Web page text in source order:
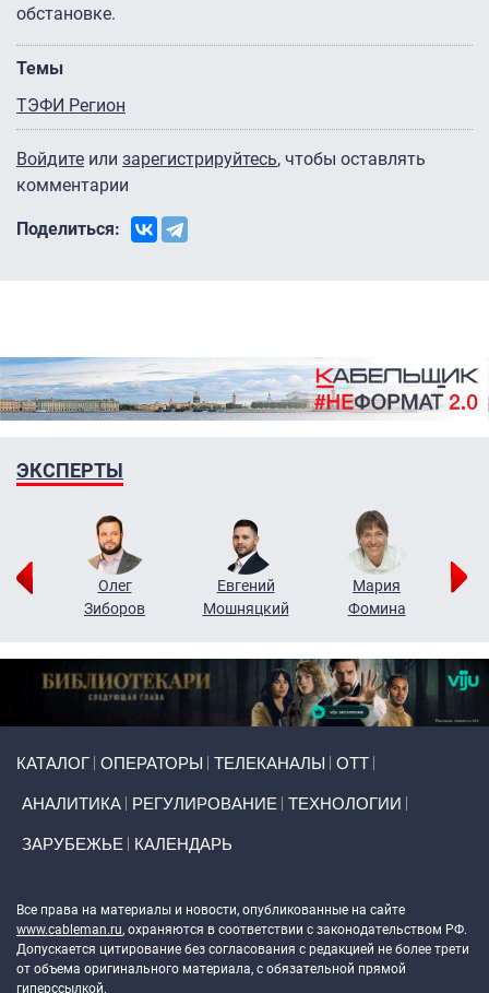
обстановке.
Темы
ТЭФИ Регион
Войдите или зарегистрируйтесь, чтобы оставлять
комментарии
Поделиться:
ЭКСПЕРТЫ
Олег
Зиборов
Евгений
Мошняцкий
Мария
Фомина
КАТАЛОГ ОПЕРАТОРЫ ТЕЛЕКАНАЛЫ ОТТ
АНАЛИТИКА РЕГУЛИРОВАНИЕ ТЕХНОЛОГИИ
ЗАРУБЕЖЬЕ КАЛЕНДАРЬ
Все права на материалы и новости, опубликованные на сайте
www.cableman.ru, охраняются в соответствии с законодательством РФ.
Допускается цитирование без согласования с редакцией не более трети
от объема оригинального материала, с обязательной прямой
гиперссылкой.